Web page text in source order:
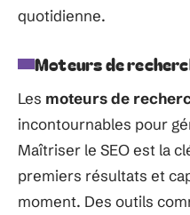
quotidienne.
Moteurs de
Les moteurs de
incontournables pour
Maîtriser le SEO est la
premiers résultats et
moment. Des outils